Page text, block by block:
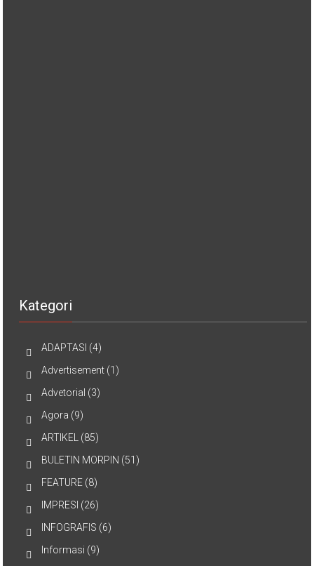
Kategori
ADAPTASI (4)
Advertisement (1)
Advetorial (3)
Agora (9)
ARTIKEL (85)
BULETIN MORPIN (51)
FEATURE (8)
IMPRESI (26)
INFOGRAFIS (6)
Informasi (9)